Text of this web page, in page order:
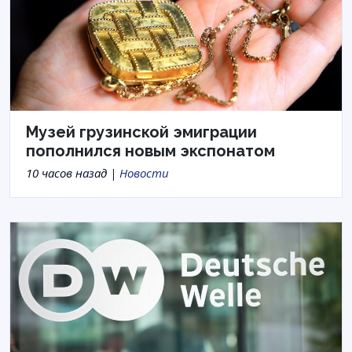
Музей грузинской эмиграции
пополнился новым экспонатом
10 часов назад | Новости